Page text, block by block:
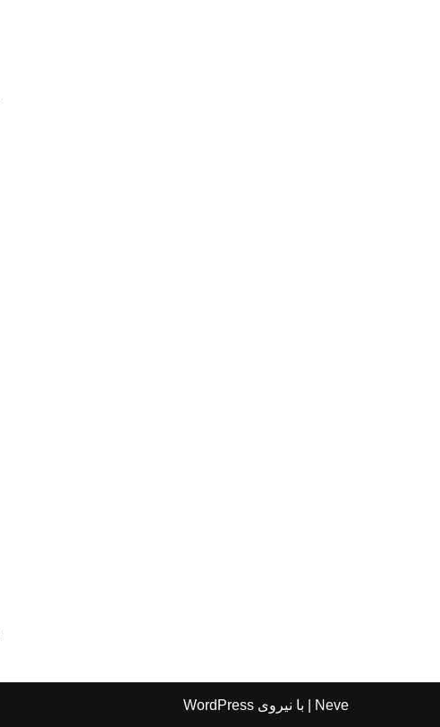
Neve | با نیروی WordPress